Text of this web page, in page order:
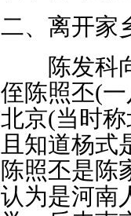
二、离开家
陈发科向
侄陈照丕(
北京(当时
且知道杨式
陈照丕是陈
认为是河南